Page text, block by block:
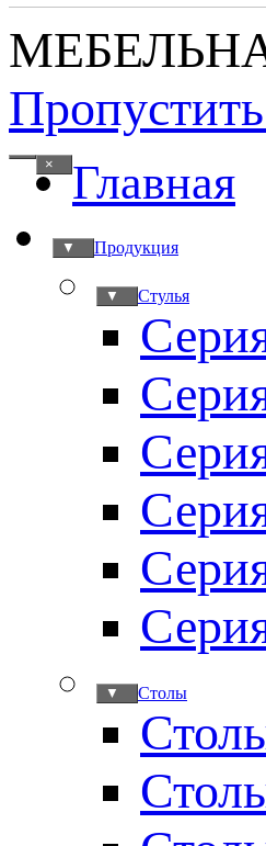
× Главная
Продукция
▼
Стулья
▼
Столы
▼